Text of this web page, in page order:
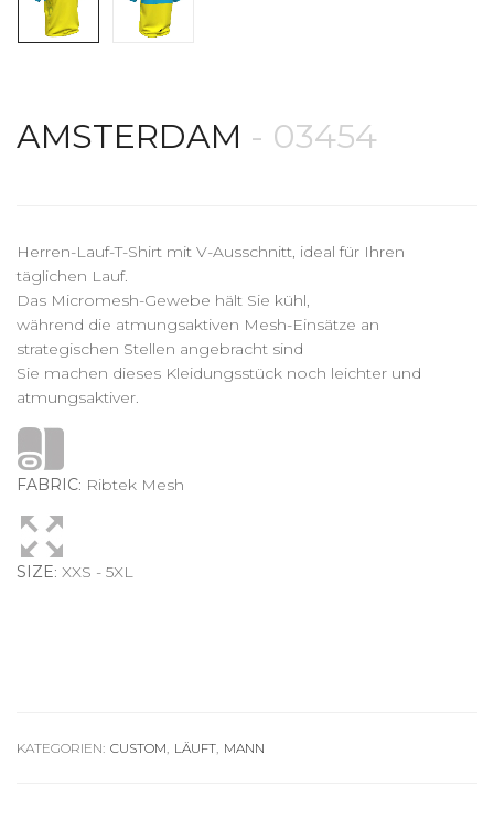
AMSTERDAM - 03454
Herren-Lauf-T-Shirt mit V-Ausschnitt, ideal für Ihren
täglichen Lauf.
Das Micromesh-Gewebe hält Sie kühl,
während die atmungsaktiven Mesh-Einsätze an
strategischen Stellen angebracht sind
Sie machen dieses Kleidungsstück noch leichter und
atmungsaktiver.
FABRIC: Ribtek Mesh
SIZE: XXS - 5XL
KATEGORIEN: CUSTOM, LÄUFT, MANN